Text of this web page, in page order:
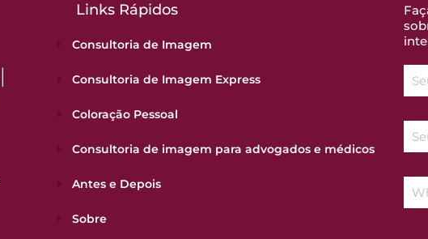
Links Rápidos
Consultoria de Imagem
Consultoria de Imagem Express
Coloração Pessoal
Consultoria de imagem para advogados e médicos
Antes e Depois
Sobre